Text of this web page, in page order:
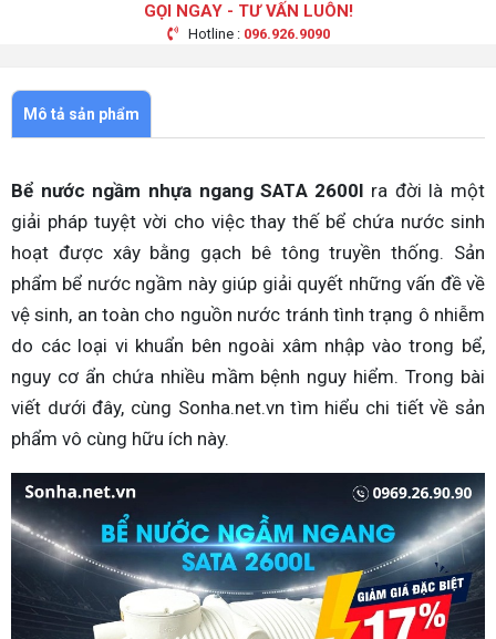
GỌI NGAY - TƯ VẤN LUÔN!
Hotline : 096.926.9090
Mô tả sản phẩm
Bể nước ngầm nhựa ngang SATA 2600l ra đời là một
giải pháp tuyệt vời cho việc thay thế bể chứa nước sinh
hoạt được xây bằng gạch bê tông truyền thống. Sản
phẩm bể nước ngầm này giúp giải quyết những vấn đề về
vệ sinh, an toàn cho nguồn nước tránh tình trạng ô nhiễm
do các loại vi khuẩn bên ngoài xâm nhập vào trong bể,
nguy cơ ẩn chứa nhiều mầm bệnh nguy hiểm. Trong bài
viết dưới đây, cùng Sonha.net.vn tìm hiểu chi tiết về sản
phẩm vô cùng hữu ích này.